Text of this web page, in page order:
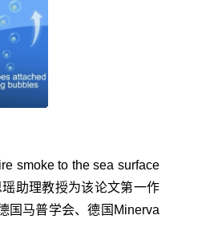
smoke to the sea surface
助理教授为该论文第一作
国马普学会、德国 Minerva